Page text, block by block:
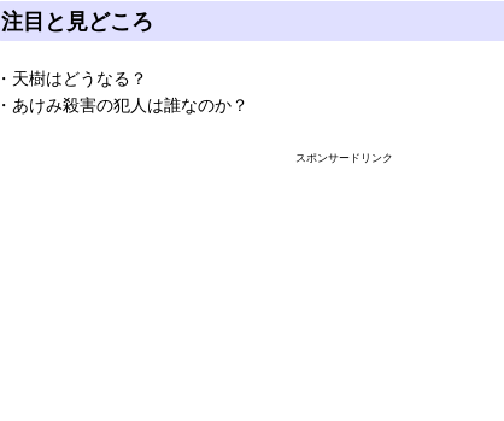
注目と見どころ
・天樹はどうなる？
・あけみ殺害の犯人は誰なのか？
スポンサードリンク